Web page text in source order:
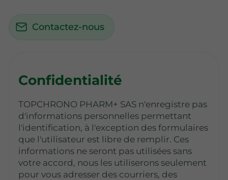
Contactez-nous
Confidentialité
TOPCHRONO PHARM+ SAS n'enregistre pas
d'informations personnelles permettant
l'identification, à l'exception des formulaires
que l'utilisateur est libre de remplir. Ces
informations ne seront pas utilisées sans
votre accord, nous les utiliserons seulement
pour vous adresser des courriers, des